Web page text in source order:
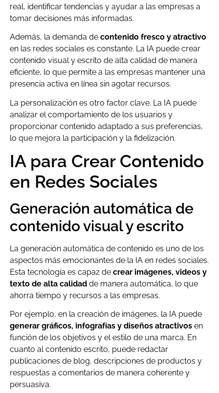
real, identificar tendencias y ayudar a las empresas a
tomar decisiones más informadas.
Además, la demanda de contenido fresco y atractivo
en las redes sociales es constante. La IA puede crear
contenido visual y escrito de alta calidad de manera
eficiente, lo que permite a las empresas mantener una
presencia activa en línea sin agotar recursos.
La personalización es otro factor clave. La IA puede
analizar el comportamiento de los usuarios y
proporcionar contenido adaptado a sus preferencias,
lo que mejora la participación y la fidelización.
IA para Crear Contenido
en Redes Sociales
Generación automática de
contenido visual y escrito
La generación automática de contenido es uno de los
aspectos más emocionantes de la IA en redes sociales.
Esta tecnología es capaz de crear imágenes, videos y
texto de alta calidad de manera automática, lo que
ahorra tiempo y recursos a las empresas.
Por ejemplo, en la creación de imágenes, la IA puede
generar gráficos, infografías y diseños atractivos en
función de los objetivos y el estilo de una marca. En
cuanto al contenido escrito, puede redactar
publicaciones de blog, descripciones de productos y
respuestas a comentarios de manera coherente y
persuasiva.